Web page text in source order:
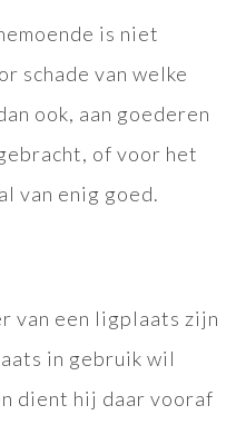
is niet
schade van welke
ook, aan goederen
of voor het
van enig goed.
van een ligplaats zijn
in gebruik wil
dient hij daar vooraf